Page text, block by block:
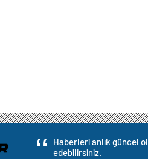
Haberleri anlık güncel
edebilirsiniz.